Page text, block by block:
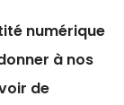
numérique
à nos
de